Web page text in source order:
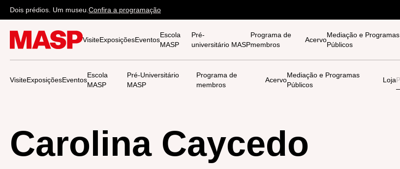
Dois prédios. Um museu. Confira a programação
VisiteExposiçõesEventos
Escola
MASP
Pré-
universitário MASP
Programa de
membros
Acervo
Mediação e Programas
Públicos
VisiteExposiçõesEventos
Escola
MASP
Pré-Universitário
MASP
Programa de
membros
Acervo
Mediação e Programas
Públicos
Loja
Carolina Caycedo